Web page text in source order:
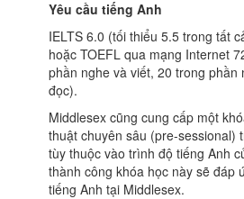
Yêu cầu tiếng Anh
IELTS 6.0 (tối thiểu 5.5 trong tất
hoặc TOEFL qua mạng Internet
phần nghe và viết, 20 trong phần
đọc).
Middlesex cũng cung cấp một
thuật chuyên sâu (pre-sessional)
tùy thuộc vào trình độ tiếng Anh
thành công khóa học này sẽ đáp
tiếng Anh tại Middlesex.